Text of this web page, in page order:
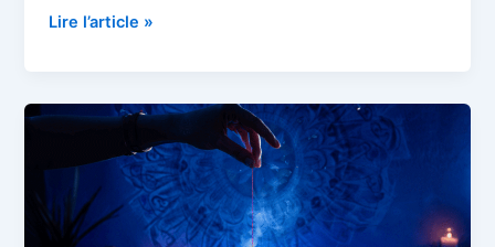
Lire l’article »
Hypnose
dormir
méthodes